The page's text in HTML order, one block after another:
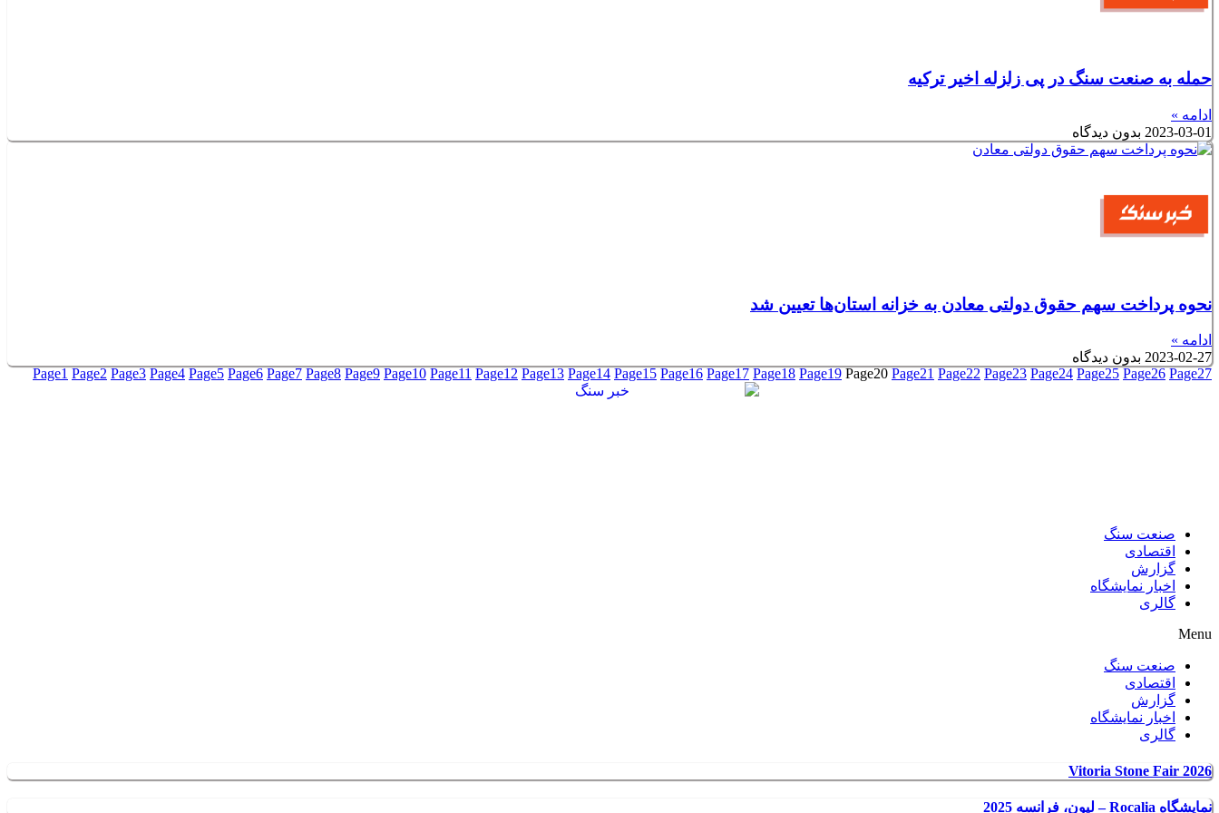
حمله به صنعت سنگ در پی زلزله اخیر ترکیه
ادامه »
2023-03-01 بدون دیدگاه
نحوه پرداخت سهم حقوق دولتی معادن به خزانه استان‌ها تعیین شد
ادامه »
2023-02-27 بدون دیدگاه
Page1 Page2 Page3 Page4 Page5 Page6 Page7 Page8 Page9 Page10 Page11 Page12 Page13 Page14 Page15 Page16 Page17 Page18 Page19 Page20 Page21 Page22 Page23 Page24 Page25 Page26 Page27
صنعت سنگ
اقتصادی
گزارش
اخبار نمایشگاه
گالری
Menu
صنعت سنگ
اقتصادی
گزارش
اخبار نمایشگاه
گالری
Vitoria Stone Fair 2026
نمایشگاه Rocalia – لیون، فرانسه 2025